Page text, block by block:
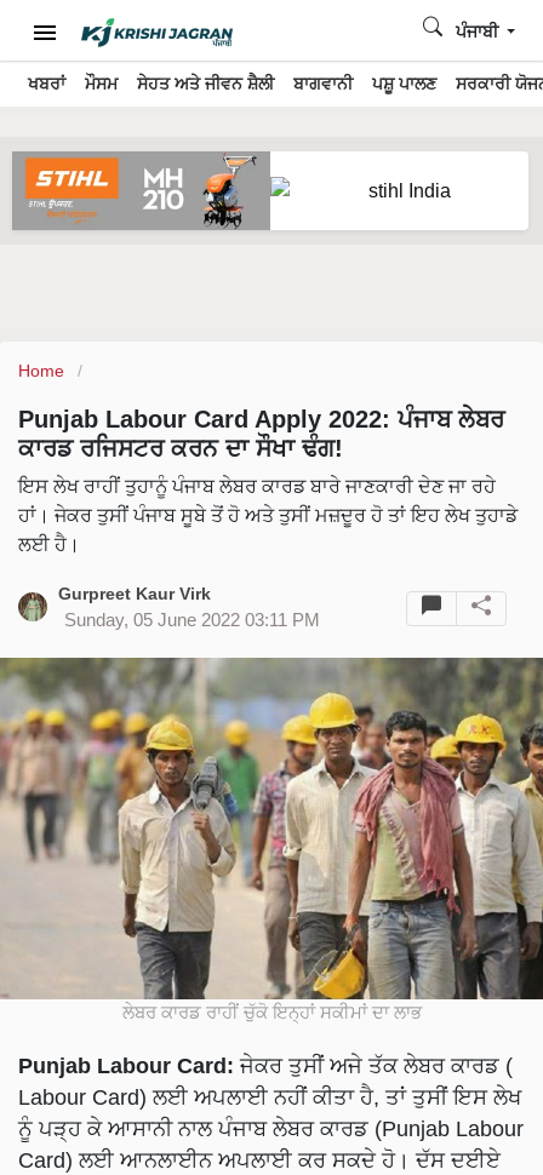
ਖਬਰਾਂ ਮੌਸਮ ਸੇਹਤ ਅਤੇ ਜੀਵਨ ਸ਼ੈਲੀ ਬਾਗਵਾਨੀ ਪਸ਼ੂ ਪਾਲਣ ਸਰਕਾਰੀ
ਪੰਜਾਬੀ
Home
Punjab Labour Card Apply 2022: ਪੰਜਾਬ ਲੇਬਰ
ਕਾਰਡ ਰਜਿਸਟਰ ਕਰਨ ਦਾ ਸੌਖਾ ਢੰਗ!
ਇਸ ਲੇਖ ਰਾਹੀਂ ਤੁਹਾਨੂੰ ਪੰਜਾਬ ਲੇਬਰ ਕਾਰਡ ਬਾਰੇ ਜਾਣਕਾਰੀ ਦੇਣ ਜਾ ਰਹੇ
ਹਾਂ। ਜੇਕਰ ਤੁਸੀਂ ਪੰਜਾਬ ਸੂਬੇ ਤੋਂ ਹੋ ਅਤੇ ਤੁਸੀਂ ਮਜ਼ਦੂਰ ਹੋ ਤਾਂ ਇਹ ਲੇਖ ਤੁਹਾਡੇ
ਲਈ ਹੈ।
Gurpreet Kaur Virk
Sunday, 05 June 2022 03:11 PM
ਲੇਬਰ ਕਾਰਡ ਰਾਹੀਂ ਚੁੱਕੋ ਇਨ੍ਹਾਂ ਸਕੀਮਾਂ ਦਾ ਲਾਭ
Punjab Labour Card: ਜੇਕਰ ਤੁਸੀਂ ਅਜੇ ਤੱਕ ਲੇਬਰ ਕਾਰਡ (
Labour Card) ਲਈ ਅਪਲਾਈ ਨਹੀਂ ਕੀਤਾ ਹੈ, ਤਾਂ ਤੁਸੀਂ ਇਸ ਲੇਖ
ਨੂੰ ਪੜ੍ਹ ਕੇ ਆਸਾਨੀ ਨਾਲ ਪੰਜਾਬ ਲੇਬਰ ਕਾਰਡ (Punjab Labour
Card) ਲਈ ਆਨਲਾਈਨ ਅਪਲਾਈ ਕਰ ਸਕਦੇ ਹੋ। ਦੱਸ ਦਈਏ